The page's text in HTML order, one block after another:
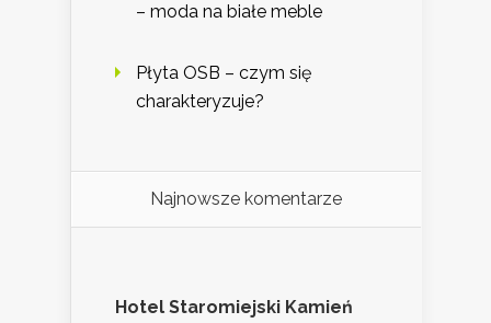
– moda na białe meble
Płyta OSB – czym się
charakteryzuje?
Najnowsze komentarze
Hotel Staromiejski Kamień